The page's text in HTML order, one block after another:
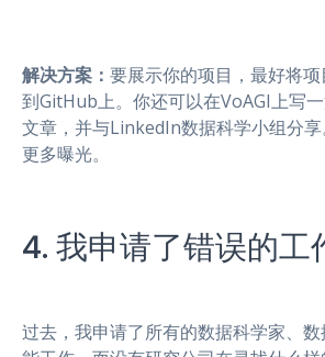
解决方案： 要展示你的项目，最好将
到GitHub上。你还可以在VoAGI上写
文章，并与LinkedIn数据科学小组分
更多曝光。
4. 我申请了错误的工
过去，我申请了所有的数据科学家、